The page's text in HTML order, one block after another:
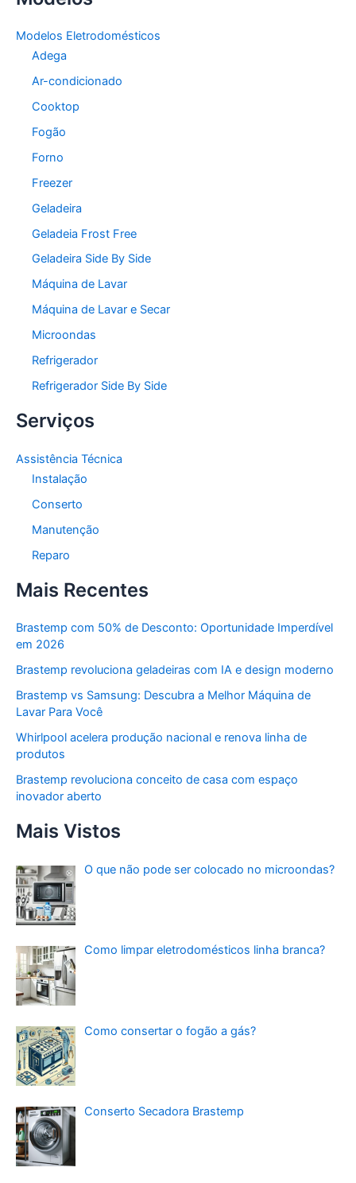
Modelos Eletrodomésticos
Adega
Ar-condicionado
Cooktop
Fogão
Forno
Freezer
Geladeira
Geladeia Frost Free
Geladeira Side By Side
Máquina de Lavar
Máquina de Lavar e Secar
Microondas
Refrigerador
Refrigerador Side By Side
Serviços
Assistência Técnica
Instalação
Conserto
Manutenção
Reparo
Mais Recentes
Brastemp com 50% de Desconto: Oportunidade Imperdível
em 2026
Brastemp revoluciona geladeiras com IA e design moderno
Brastemp vs Samsung: Descubra a Melhor Máquina de
Lavar Para Você
Whirlpool acelera produção nacional e renova linha de
produtos
Brastemp revoluciona conceito de casa com espaço
inovador aberto
Mais Vistos
O que não pode ser colocado no microondas?
Como limpar eletrodomésticos linha branca?
Como consertar o fogão a gás?
Conserto Secadora Brastemp